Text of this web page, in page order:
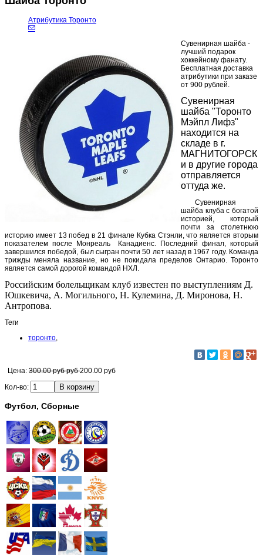
Атрибутика Торонто
Сувенирная шайба -
лучший подарок
хоккейному фанату.
Бесплатная доставка
атрибутики при заказе
от 900 рублей.
Сувенирная
шайба "Торонто
Мэйпл Лифз"
находится на
складе в г.
МАГНИТОГОРСК
и в другие города
отправляется
оттуда же.
Сувенирная
шайба клуба с богатой
историей, который
почти за столетнюю
историю имеет 13 побед в 21 финале Кубка Стэнли, что является вторым
показателем после Монреаль Канадиенс. Последний финал, который
завершился победой, был сыгран почти 50 лет назад в 1967 году. Команда
трижды меняла название, но не покидала пределов Онтарио. Торонто
является самой дорогой командой НХЛ.
Российским болельщикам клуб известен по выступлениям Д.
Юшкевича, А. Могильного, Н. Кулемина, Д. Миронова, Н.
Антропова.
Теги
торонто,
Цена: 300.00 руб руб200.00 руб
Кол-во:
Футбол, Сборные